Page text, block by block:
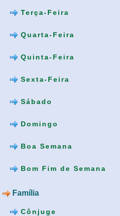
Terça-Feira
Quarta-Feira
Quinta-Feira
Sexta-Feira
Sábado
Domingo
Boa Semana
Bom Fim de Semana
Família
Cônjuge